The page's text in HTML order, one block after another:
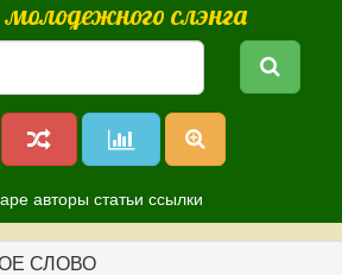
молодежного слэнга
авторы статьи ссылки
СЛОВО